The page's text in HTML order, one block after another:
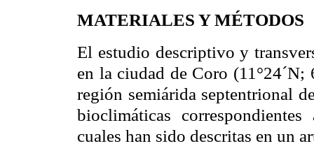
MATERIALES Y MÉTODOS
El estudio descriptivo y
en la ciudad de Coro (11°24´N;
región semiárida septentrional
bioclimáticas
cuales han sido descritas en un